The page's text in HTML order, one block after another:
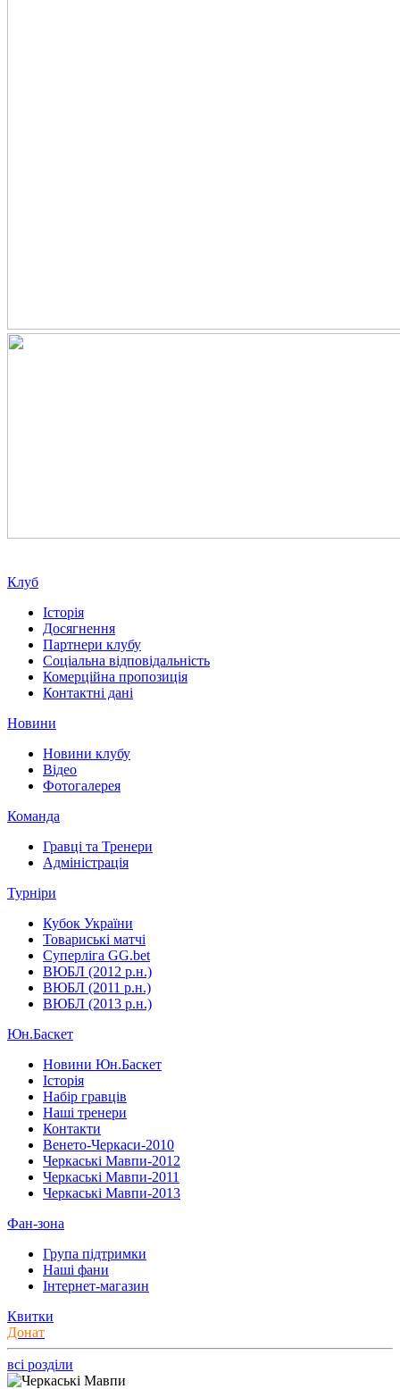
Клуб
Історія
Досягнення
Партнери клубу
Соціальна відповідальність
Комерційна пропозиція
Контактні дані
Новини
Новини клубу
Відео
Фотогалерея
Команда
Гравці та Тренери
Адміністрація
Турніри
Кубок України
Товариські матчі
Суперліга GG.bet
ВЮБЛ (2012 р.н.)
ВЮБЛ (2011 р.н.)
ВЮБЛ (2013 р.н.)
Юн.Баскет
Новини Юн.Баскет
Історія
Набір гравців
Наші тренери
Контакти
Венето-Черкаси-2010
Черкаські Мавпи-2012
Черкаські Мавпи-2011
Черкаські Мавпи-2013
Фан-зона
Група підтримки
Наші фани
Інтернет-магазин
Квитки
Донат
всі розділи